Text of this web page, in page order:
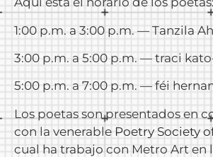
1:00 p.m. a 3:00 p.m. — Tanzila
3:00 p.m. a 5:00 p.m. — traci
5:00 p.m. a 7:00 p.m. — féi
Los poetas son presentados en
con la venerable Poetry Society
cual ha trabajo con Metro Art en